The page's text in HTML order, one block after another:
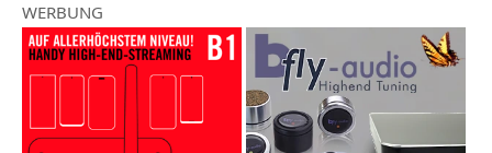
WERBUNG